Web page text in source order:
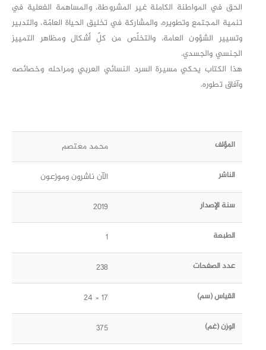
الحق في المواطنة الكاملة غير المشروطة، والمساهمة الفعلية في
تنمية المجتمع وتطويره، والمشاركة في تخليق الحياة العامّة، والتدبير
وتسيير الشؤون العامة، والتخلّص من كلِّ أشكال ومظاهر التمييز
الجنسي والجسدي.
هذا الكتاب يحكي مسيرة السرد النسائي العربي ومراحله وخصائصه
وآفاق تطوره.
المؤلف محمد معتصم
الناشر الآن ناشرون وموزعون
سنة الإصدار 2019
الطبعة 1
عدد الصفحات 238
القياس (سم) 17 × 24
الوزن (غم) 375